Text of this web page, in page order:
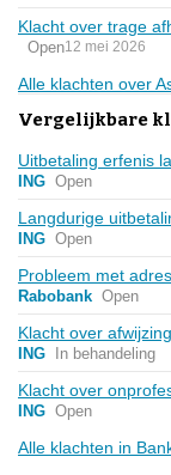
Klacht over trage
Open12 mei 2026
Alle klachten over
Vergelijkbare
Uitbetaling erfenis
ING Open
Langdurige
ING Open
Probleem met
Rabobank Open
Klacht over
ING In behandeling
Klacht over
ING Open
Alle klachten in